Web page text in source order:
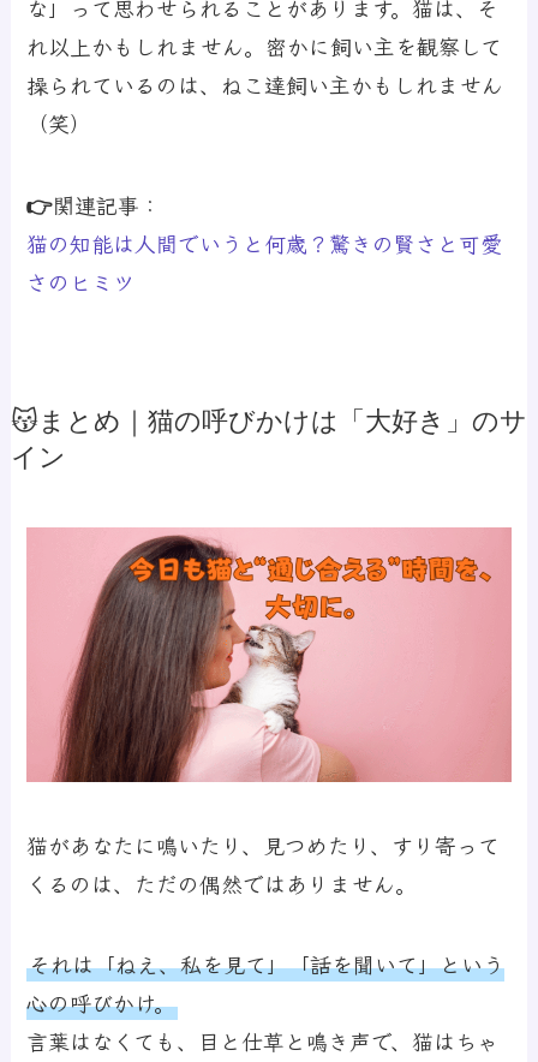
な」って思わせられることがあります。猫は、そ
れ以上かもしれません。密かに飼い主を観察して
操られているのは、ねこ達飼い主かもしれません
（笑）
👉関連記事：
猫の知能は人間でいうと何歳？驚きの賢さと可愛
さのヒミツ
😽まとめ｜猫の呼びかけは「大好き」のサ
イン
猫があなたに鳴いたり、見つめたり、すり寄って
くるのは、ただの偶然ではありません。
それは「ねえ、私を見て」「話を聞いて」という
心の呼びかけ。
言葉はなくても、目と仕草と鳴き声で、猫はちゃ